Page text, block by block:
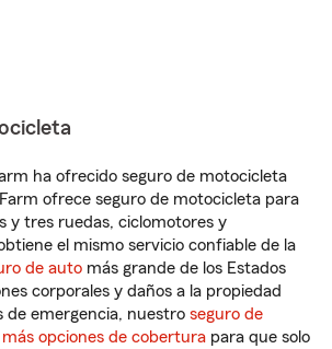
ha ofrecido seguro de motocicleta
ofrece seguro de motocicleta para
y tres ruedas, ciclomotores y
el mismo servicio confiable de la
de auto más grande de los Estados
corporales y daños a la propiedad
de emergencia, nuestro seguro de
más opciones de cobertura para que solo